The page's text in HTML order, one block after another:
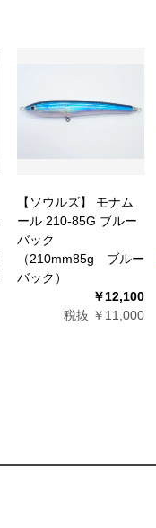
【ソウルズ】 モナム
ール 210-85G ブルー
バック
（210mm85g ブルー
バック）
￥12,100
税抜 ￥11,000